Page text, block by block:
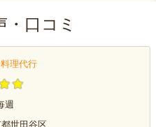
・口コミ
理代行
週
世田谷区